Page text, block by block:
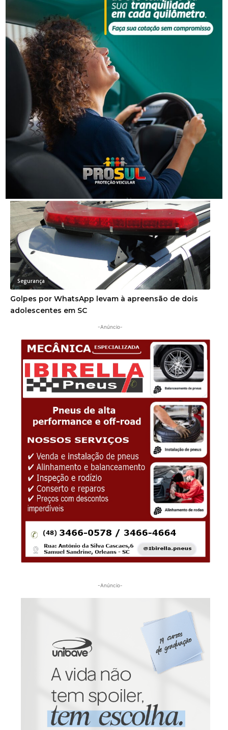
Segurança
Grave acidente na BR-101 envolvendo dois
caminhões deixa um motorista morto
Segurança
Corpo de homem é encontrado em rio
Segurança
Golpes por WhatsApp levam à apreensão de dois
adolescentes em SC
-Anúncio-